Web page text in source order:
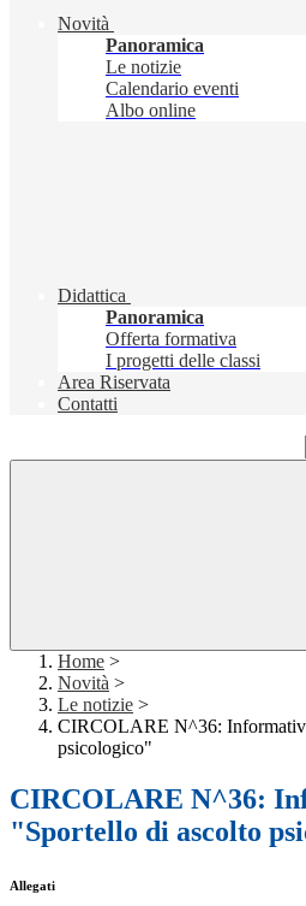
Novità
Panoramica
Le notizie
Calendario eventi
Albo online
Didattica
Panoramica
Offerta formativa
I progetti delle classi
Area Riservata
Contatti
Home >
Novità >
Le notizie >
CIRCOLARE N^36:
psicologico"
CIRCOLARE N^36:
"Sportello di ascolto
Allegati